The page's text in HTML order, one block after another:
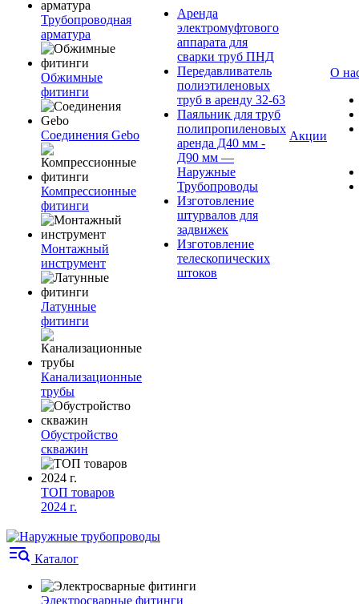
Трубопроводная
арматура
Обжимные
фитинги
Соединения Gebo
Компрессионные
фитинги
Монтажный
инструмент
Латунные
фитинги
Канализационные
трубы
Обустройство
скважин
ТОП товаров
2024 г.
Аренда
электромуфтового
аппарата для
сварки труб ПНД
Передавливатель
полиэтиленовых
труб в аренду 32-63
Паяльник для труб
полипропиленовых
аренда Д40 мм -
Д90 мм —
Наружные
Трубопроводы
Изготовление
штурвалов для
задвижек
Изготовление
телескопических
штоков
Акции
О
Каталог
Электросварные фитинги